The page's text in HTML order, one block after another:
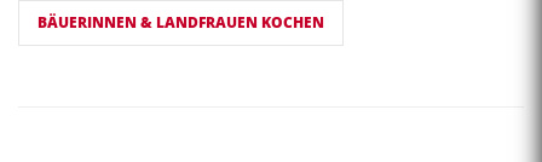
BÄUERINNEN & LANDFRAUEN KOCHEN